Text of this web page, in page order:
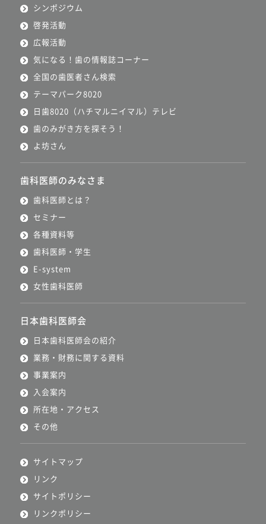
シンポジウム
啓発活動
広報活動
気になる！歯の情報誌コーナー
全国の歯医者さん検索
テーマパーク8020
日歯8020（ハチマルニイマル）テレビ
歯のみがき方を探そう！
よ坊さん
歯科医師のみなさま
歯科医師とは？
セミナー
各種資料等
歯科医師・学生
E-system
女性歯科医師
日本歯科医師会
日本歯科医師会の紹介
業務・財務に関する資料
事業案内
入会案内
所在地・アクセス
その他
サイトマップ
リンク
サイトポリシー
リンクポリシー